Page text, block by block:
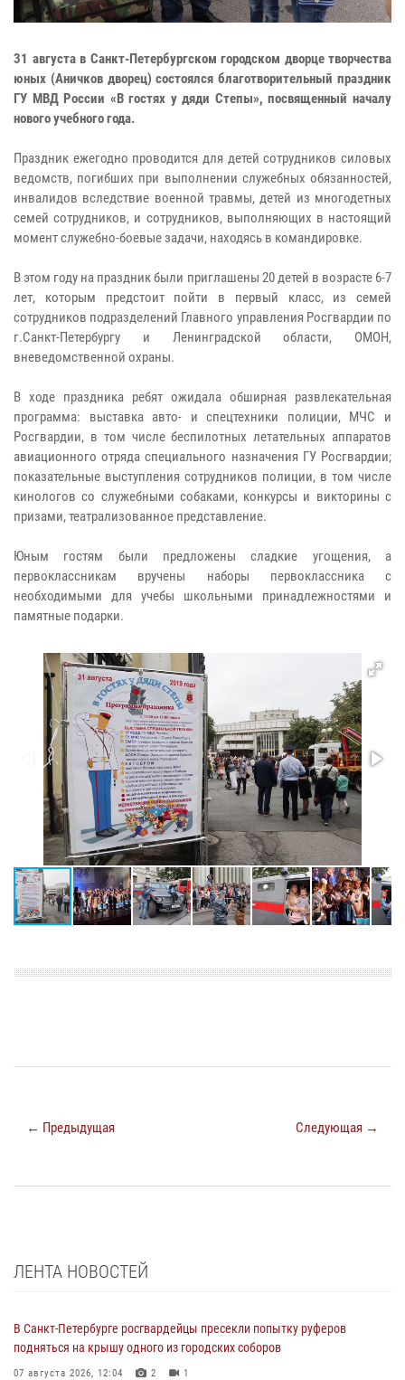
31 августа в Санкт-Петербургском городском дворце творчества
юных (Аничков дворец) состоялся благотворительный праздник
ГУ МВД России «В гостях у дяди Степы», посвященный началу
нового учебного года.
Праздник ежегодно проводится для детей сотрудников силовых
ведомств, погибших при выполнении служебных обязанностей,
инвалидов вследствие военной травмы, детей из многодетных
семей сотрудников, и сотрудников, выполняющих в настоящий
момент служебно-боевые задачи, находясь в командировке.
В этом году на праздник были приглашены 20 детей в возрасте 6-7
лет, которым предстоит пойти в первый класс, из семей
сотрудников подразделений Главного управления Росгвардии по
г.Санкт-Петербургу и Ленинградской области, ОМОН,
вневедомственной охраны.
В ходе праздника ребят ожидала обширная развлекательная
программа: выставка авто- и спецтехники полиции, МЧС и
Росгвардии, в том числе беспилотных летательных аппаратов
авиационного отряда специального назначения ГУ Росгвардии;
показательные выступления сотрудников полиции, в том числе
кинологов со служебными собаками, конкурсы и викторины с
призами, театрализованное представление.
Юным гостям были предложены сладкие угощения, а
первоклассникам вручены наборы первоклассника с
необходимыми для учебы школьными принадлежностями и
памятные подарки.
← Предыдущая Следующая →
ЛЕНТА НОВОСТЕЙ
В Санкт-Петербурге росгвардейцы пресекли попытку руферов
подняться на крышу одного из городских соборов
07 августа 2026, 12:04 2 1